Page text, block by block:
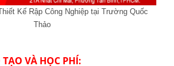
Kế Rập Công Nghiệp tại Trường Quốc
Thảo
VÀ HỌC PHÍ: